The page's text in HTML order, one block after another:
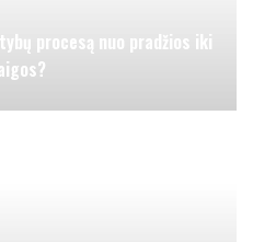
procesą nuo pradžios iki